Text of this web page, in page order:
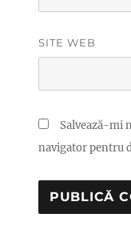
SITE WEB
Salvează-mi
navigator pentru